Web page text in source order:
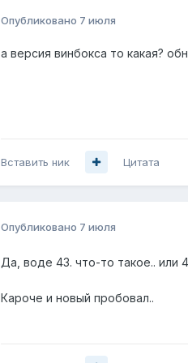
Опубликовано 7 июля
а версия винбокса то какая?
Вставить ник Цитата
Опубликовано 7 июля
Да, воде 43. что-то такое.. или
Кароче и новый пробовал..